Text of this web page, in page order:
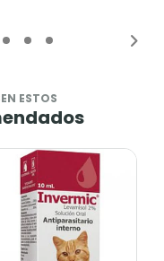
ESTOS